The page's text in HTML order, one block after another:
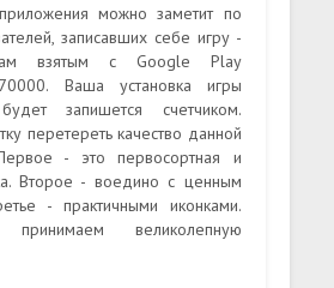
можно заметит по
записавших себе игру -
взятым с Google Play
Ваша установка игры
запишется счетчиком.
перетереть качество данной
- это первосортная и
Второе - воедино с ценным
- практичными иконками.
великолепную